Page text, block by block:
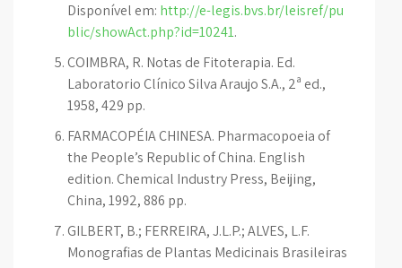
Disponível em: http://e-legis.bvs.br/leisref/pu
blic/showAct.php?id=10241.
COIMBRA, R. Notas de Fitoterapia. Ed.
Laboratorio Clínico Silva Araujo S.A., 2ª ed.,
1958, 429 pp.
FARMACOPÉIA CHINESA. Pharmacopoeia of
the People’s Republic of China. English
edition. Chemical Industry Press, Beijing,
China, 1992, 886 pp.
GILBERT, B.; FERREIRA, J.L.P.; ALVES, L.F.
Monografias de Plantas Medicinais Brasileiras